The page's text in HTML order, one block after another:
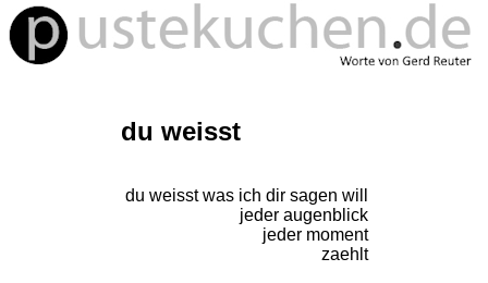
du weisst
du weisst was ich dir sagen will
jeder augenblick
jeder moment
zaehlt